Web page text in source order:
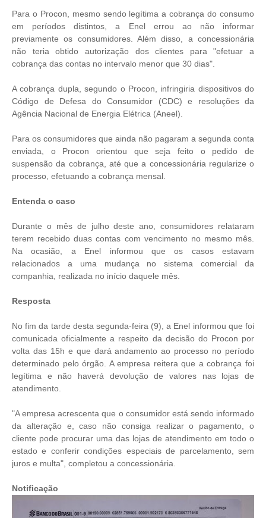
Para o Procon, mesmo sendo legítima a cobrança do consumo
em períodos distintos, a Enel errou ao não informar
previamente os consumidores. Além disso, a concessionária
não teria obtido autorização dos clientes para "efetuar a
cobrança das contas no intervalo menor que 30 dias".
A cobrança dupla, segundo o Procon, infringiria dispositivos do
Código de Defesa do Consumidor (CDC) e resoluções da
Agência Nacional de Energia Elétrica (Aneel).
Para os consumidores que ainda não pagaram a segunda conta
enviada, o Procon orientou que seja feito o pedido de
suspensão da cobrança, até que a concessionária regularize o
processo, efetuando a cobrança mensal.
Entenda o caso
Durante o mês de julho deste ano, consumidores relataram
terem recebido duas contas com vencimento no mesmo mês.
Na ocasião, a Enel informou que os casos estavam
relacionados a uma mudança no sistema comercial da
companhia, realizada no início daquele mês.
Resposta
No fim da tarde desta segunda-feira (9), a Enel informou que foi
comunicada oficialmente a respeito da decisão do Procon por
volta das 15h e que dará andamento ao processo no período
determinado pelo órgão. A empresa reitera que a cobrança foi
legítima e não haverá devolução de valores nas lojas de
atendimento.
"A empresa acrescenta que o consumidor está sendo informado
da alteração e, caso não consiga realizar o pagamento, o
cliente pode procurar uma das lojas de atendimento em todo o
estado e conferir condições especiais de parcelamento, sem
juros e multa", completou a concessionária.
Notificação